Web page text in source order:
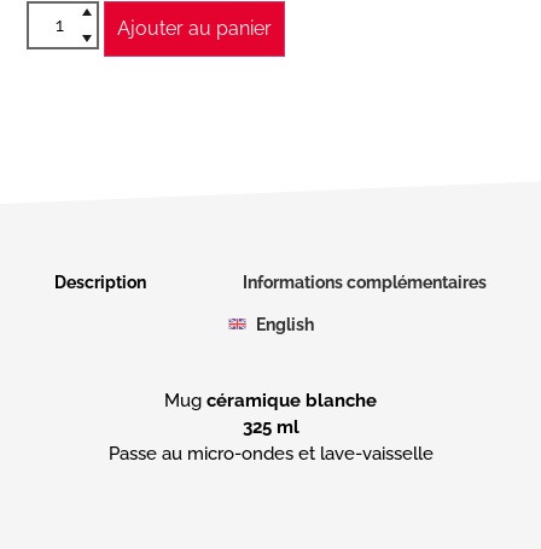
Ajouter au panier
Description Informations complémentaires
English
Mug céramique blanche
325 ml
Passe au micro-ondes et lave-vaisselle